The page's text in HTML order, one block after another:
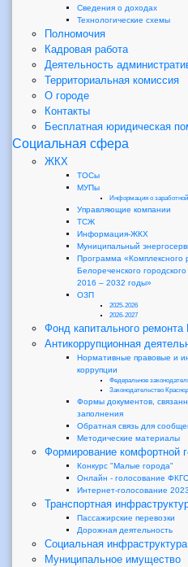
Сведения о доходах
Технологические схемы
Полномочия
Кадровая работа
Деятельность
Территориальная комиссия
О городе
Контакты
Бесплатная юридическая
Социальная сфера
ЖКХ
ТОСы
МУПы
Информация о
Управляющие компании
ТСЖ
Информация-ЖКХ
Муниципальный
Программа «Комплексного
Белореченского
2016 – 2032 годы»
ОЗП
2025-2026
2026-2027
Фонд капитального
Антикоррупционная
Нормативные правовые и
коррупции
Федеральное
Законодательство
Формы документов,
заполнения
Обратная связь для
Методические материалы
Формирование комфортной
Конкурс "Малые города"
Онлайн - голосование ФКГС
Интернет-голосование 2023
Транспортная
Пассажирские перевозки
Дорожная деятельность
Социальная инфраструктура
Муниципальное имущество